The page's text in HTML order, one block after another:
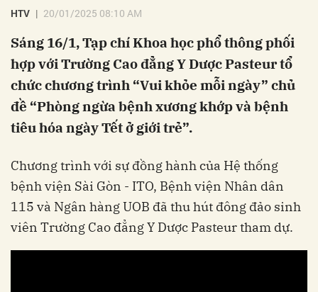
HTV 20/01/2025 08:10 AM
Sáng 16/1, Tạp chí Khoa học phổ thông phối
hợp với Trường Cao đẳng Y Dược Pasteur tổ
chức chương trình “Vui khỏe mỗi ngày” chủ
đề “Phòng ngừa bệnh xương khớp và bệnh
tiêu hóa ngày Tết ở giới trẻ”.
Chương trình với sự đồng hành của Hệ thống
bệnh viện Sài Gòn - ITO, Bệnh viện Nhân dân
115 và Ngân hàng UOB đã thu hút đông đảo sinh
viên Trường Cao đẳng Y Dược Pasteur tham dự.